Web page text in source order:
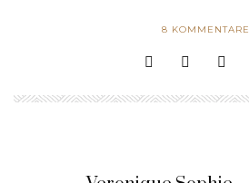
8 KOMMENTARE